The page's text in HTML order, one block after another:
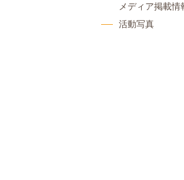
メディア掲載情
活動写真